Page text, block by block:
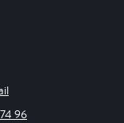
96